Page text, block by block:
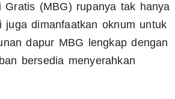
(MBG) rupanya tak hanya
dimanfaatkan oknum untuk
dapur MBG lengkap dengan
bersedia menyerahkan